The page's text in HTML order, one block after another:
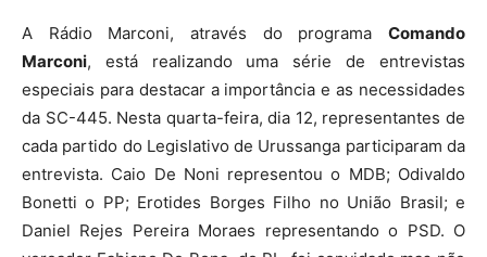
A Rádio Marconi, através do programa Comando
Marconi, está realizando uma série de entrevistas
especiais para destacar a importância e as necessidades
da SC-445. Nesta quarta-feira, dia 12, representantes de
cada partido do Legislativo de Urussanga participaram da
entrevista. Caio De Noni representou o MDB; Odivaldo
Bonetti o PP; Erotides Borges Filho no União Brasil; e
Daniel Rejes Pereira Moraes representando o PSD. O